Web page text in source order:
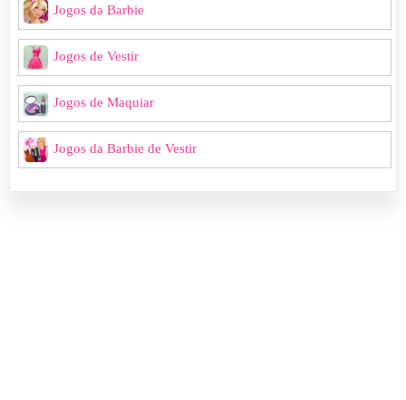
Jogos da Barbie
Jogos de Vestir
Jogos de Maquiar
Jogos da Barbie de Vestir